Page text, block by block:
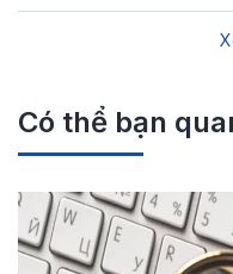
Có thể bạn